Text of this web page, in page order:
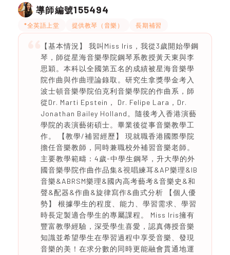
導師編號155494
*全英語上堂 提供教琴（音樂） 長期補習
【基本情況】 我叫Miss Iris，我從3歲開始學鋼
琴，師從星海音樂學院鋼琴系教授黃天東與李
思穎。本科以全國第五名的成績被星海音樂學
院作曲與作曲理論錄取。研究生拿獎學金考入
波士頓音樂學院伯克利音樂學院的作曲系，師
從Dr. Marti Epstein， Dr. Felipe Lara，Dr.
Jonathan Bailey Holland。隨後考入香港演藝
學院的表演藝術碩士。畢業後從事音樂教學工
作。 【教學/補習經歷】 現就職香港國際學院
擔任音樂教師，同時兼職校外補習音樂老師。
主要教學範疇：4歲-中學生鋼琴，升大學的外
國音樂學院作曲作品集&視唱練耳&AP樂理&IB
音樂&ABRSM樂理&國內高考藝考&音樂史&和
聲&配器&作曲&旋律寫作&曲式分析 【個人優
勢】 根據學生的程度、能力、學習需求、學習
時長定製適合學生的專屬課程。 Miss Iris擁有
豐富教學經驗，深受學生喜愛，認真傳授音樂
知識並希望學生在學習過程中享受音樂、發現
音樂的美！在求分數的同時更能融會貫通地運